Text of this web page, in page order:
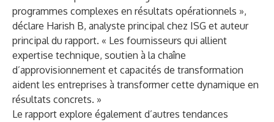
programmes complexes en résultats opérationnels »,
déclare Harish B, analyste principal chez ISG et auteur
principal du rapport. « Les fournisseurs qui allient
expertise technique, soutien à la chaîne
d’approvisionnement et capacités de transformation
aident les entreprises à transformer cette dynamique en
résultats concrets. »
Le rapport explore également d’autres tendances